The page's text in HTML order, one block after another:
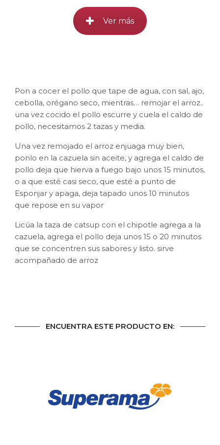
Ver más
Pon a cocer el pollo que tape de agua, con sal, ajo,
cebolla, orégano seco, mientras… remojar el arroz..
una vez cocido el pollo escurre y cuela el caldo de
pollo, necesitamos 2 tazas y media.
Una vez remojado el arroz enjuaga muy bien,
ponlo en la cazuela sin aceite, y agrega el caldo de
pollo deja que hierva a fuego bajo unos 15 minutos,
o a que esté casi seco, que esté a punto de
Esponjar y apaga, deja tapado unos 10 minutos
que repose en su vapor
Licúa la taza de catsup con el chipotle agrega a la
cazuela, agrega el pollo deja unos 15 o 20 minutos
que se concentren sus sabores y listo. sirve
acompañado de arroz
ENCUENTRA ESTE PRODUCTO EN: